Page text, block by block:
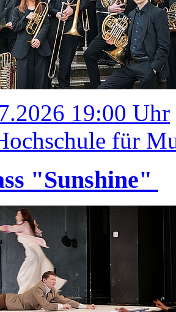
19:00 Uhr
für
"Sunshine"